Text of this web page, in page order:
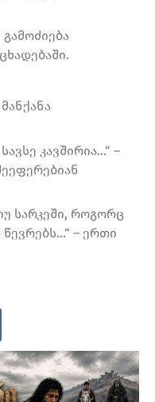
კავშირია…“ –
სარკეში, როგორც
– ერთი